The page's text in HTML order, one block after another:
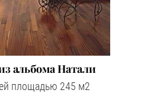
альбома Натали
площадью 245 м2